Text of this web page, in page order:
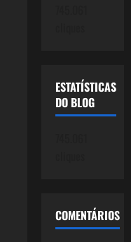
ESTATÍSTICAS
DO BLOG
COMENTÁRIOS